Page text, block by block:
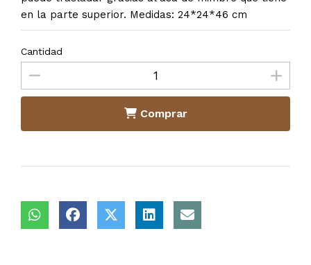
en la parte superior. Medidas: 24*24*46 cm
Cantidad
Comprar